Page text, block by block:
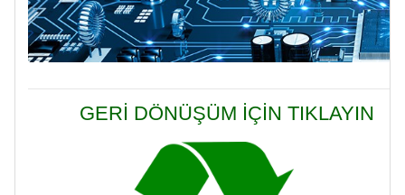
GERİ DÖNÜŞÜM İÇİN TIKLAYIN